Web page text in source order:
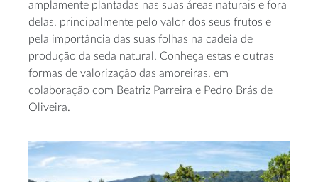
amplamente plantadas nas suas áreas naturais e fora
delas, principalmente pelo valor dos seus frutos e
pela importância das suas folhas na cadeia de
produção da seda natural. Conheça estas e outras
formas de valorização das amoreiras, em
colaboração com Beatriz Parreira e Pedro Brás de
Oliveira.